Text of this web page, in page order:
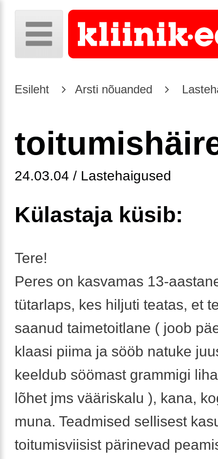
Esileht Arsti nõuanded
24.03.04 / Lastehaigused
Külastaja küsib:
Tere!
Peres on kasvamas 13-
tütarlaps, kes hiljuti teatas, et
saanud taimetoitlane ( joob
klaasi piima ja sööb natuke
keeldub söömast grammigi
lõhet jms vääriskalu ), kana,
muna. Teadmised sellisest
toitumisviisist pärinevad